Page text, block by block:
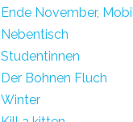
Ende November,
Nebentisch
Studentinnen
Der Bohnen Fluch
Winter